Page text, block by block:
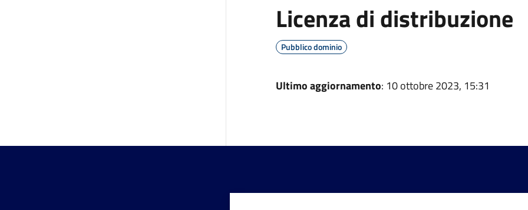
Licenza di distribuzione
Pubblico dominio
Ultimo aggiornamento: 10 ottobre 2023, 15:31